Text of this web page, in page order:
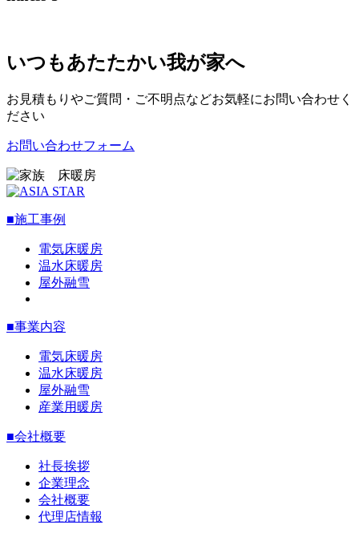
いつもあたたかい我が家へ
お見積もりやご質問・ご不明点などお気軽にお問い合わせく
ださい
お問い合わせフォーム
■施工事例
電気床暖房
温水床暖房
屋外融雪
■事業内容
電気床暖房
温水床暖房
屋外融雪
産業用暖房
■会社概要
社長挨拶
企業理念
会社概要
代理店情報